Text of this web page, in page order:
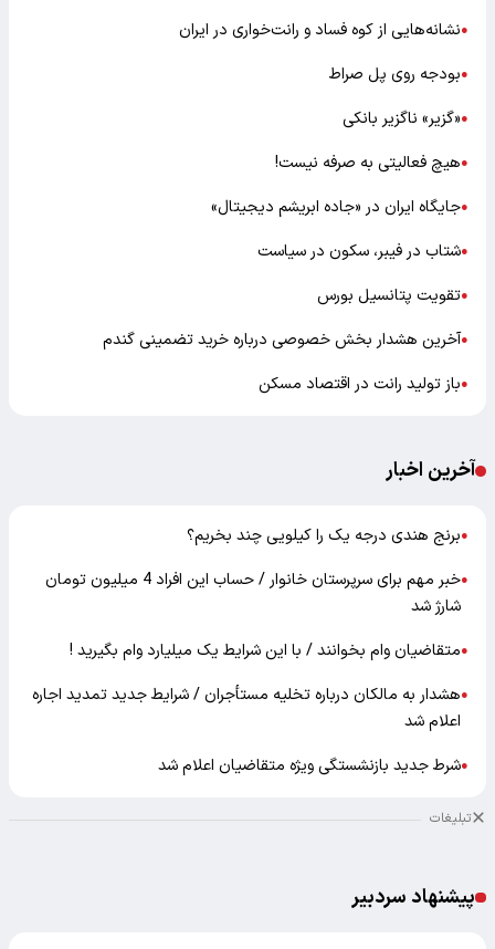
●نشانه‌هایی از کوه فساد و رانت‌خواری در ایران
●بودجه روی پل صراط
●«گزیر» ناگزیر بانکی
●هیچ فعالیتی به صرفه نیست!
●جایگاه ایران در «جاده ابریشم دیجیتال»
●شتاب در فیبر، سکون در سیاست
●تقویت پتانسیل بورس
●آخرین هشدار بخش خصوصی درباره خرید تضمینی گندم
●باز تولید رانت در اقتصاد مسکن
آخرین اخبار
●برنج هندی درجه یک را کیلویی چند بخریم؟
●
خبر مهم برای سرپرستان خانوار / حساب این افراد 4 میلیون تومان
شارژ شد
●متقاضیان وام بخوانند / با این شرایط یک میلیارد وام بگیرید !
●هشدار به مالکان درباره تخلیه مستأجران / شرایط جدید تمدید اجاره
اعلام شد
●شرط جدید بازنشستگی ویژه متقاضیان اعلام شد
تبلیغات
پیشنهاد سردبیر